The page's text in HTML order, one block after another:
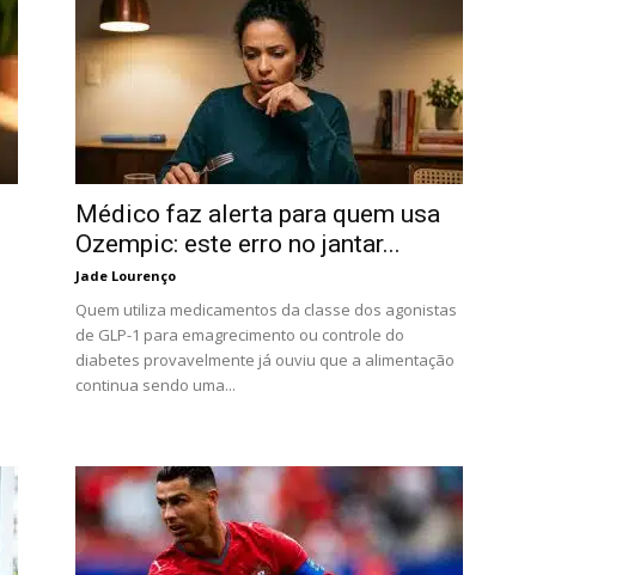
Médico faz alerta para quem usa
Ozempic: este erro no jantar...
Jade Lourenço
Quem utiliza medicamentos da classe dos agonistas
de GLP-1 para emagrecimento ou controle do
diabetes provavelmente já ouviu que a alimentação
continua sendo uma...